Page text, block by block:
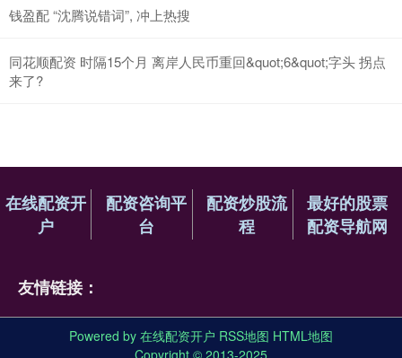
钱盈配 “沈腾说错词”, 冲上热搜
同花顺配资 时隔15个月 离岸人民币重回&quot;6&quot;字头 拐点
来了?
在线配资开
户
配资咨询平
台
配资炒股流
程
最好的股票
配资导航网
友情链接：
Powered by 在线配资开户 RSS地图 HTML地图
Copyright © 2013-2025